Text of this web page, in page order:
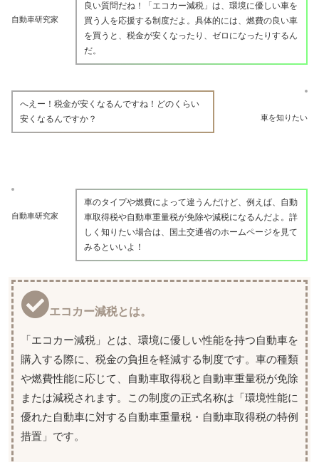
自動車研究家
良い質問だね！「エコカー減税」は、環境に優しい車を
買う人を応援する制度だよ。具体的には、燃費の良い車
を買うと、税金が安くなったり、ゼロになったりするん
だ。
車を知りたい
へえー！税金が安くなるんですね！どのくらい
安くなるんですか？
自動車研究家
車のタイプや燃費によって違うんだけど、例えば、自動
車取得税や自動車重量税が免除や減税になるんだよ。詳
しく知りたい場合は、国土交通省のホームページを見て
みるといいよ！
エコカー減税とは。
「エコカー減税」とは、環境に優しい性能を持つ自動車を
購入する際に、税金の負担を軽減する制度です。車の種類
や燃費性能に応じて、自動車取得税と自動車重量税が免除
または減税されます。この制度の正式名称は「環境性能に
優れた自動車に対する自動車重量税・自動車取得税の特例
措置」です。